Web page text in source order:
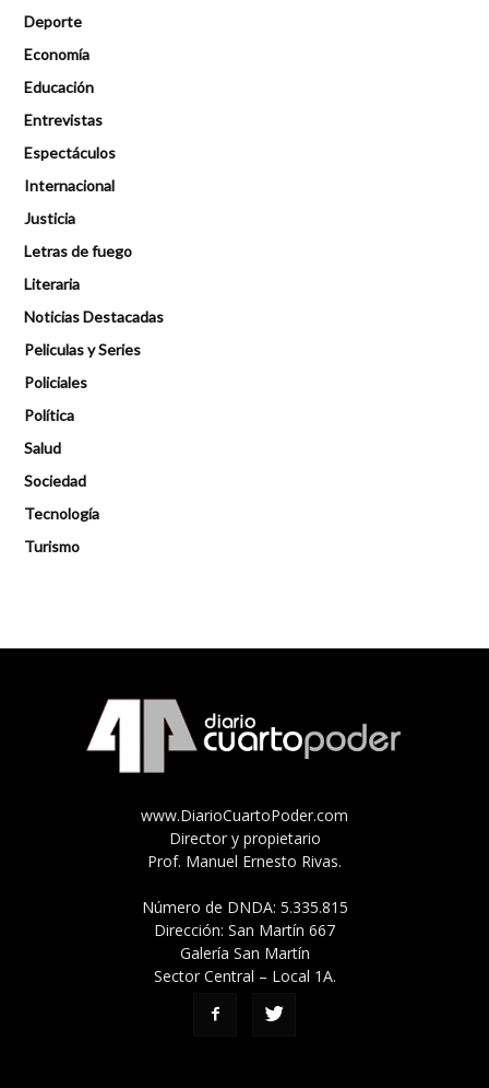
Deporte
Economía
Educación
Entrevistas
Espectáculos
Internacional
Justicia
Letras de fuego
Literaria
Noticias Destacadas
Peliculas y Series
Policiales
Política
Salud
Sociedad
Tecnología
Turismo
www.DiarioCuartoPoder.com
Director y propietario
Prof. Manuel Ernesto Rivas.
Número de DNDA: 5.335.815
Dirección: San Martín 667
Galería San Martín
Sector Central – Local 1A.